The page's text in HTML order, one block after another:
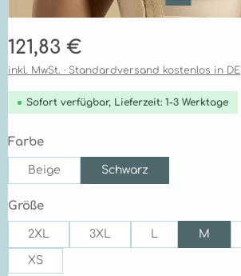
Regulärer Preis:
121,83 €
inkl. MwSt. · Standardversand kostenlos in DE
Sofort verfügbar, Lieferzeit: 1-3 Werktage
Farbeauswählen
Beige Schwarz
Größeauswählen
2XL 3XL L M
XS